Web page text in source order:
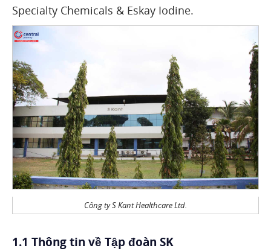
Specialty Chemicals & Eskay Iodine.
Công ty S Kant Healthcare Ltd.
1.1 Thông tin về Tập đoàn SK